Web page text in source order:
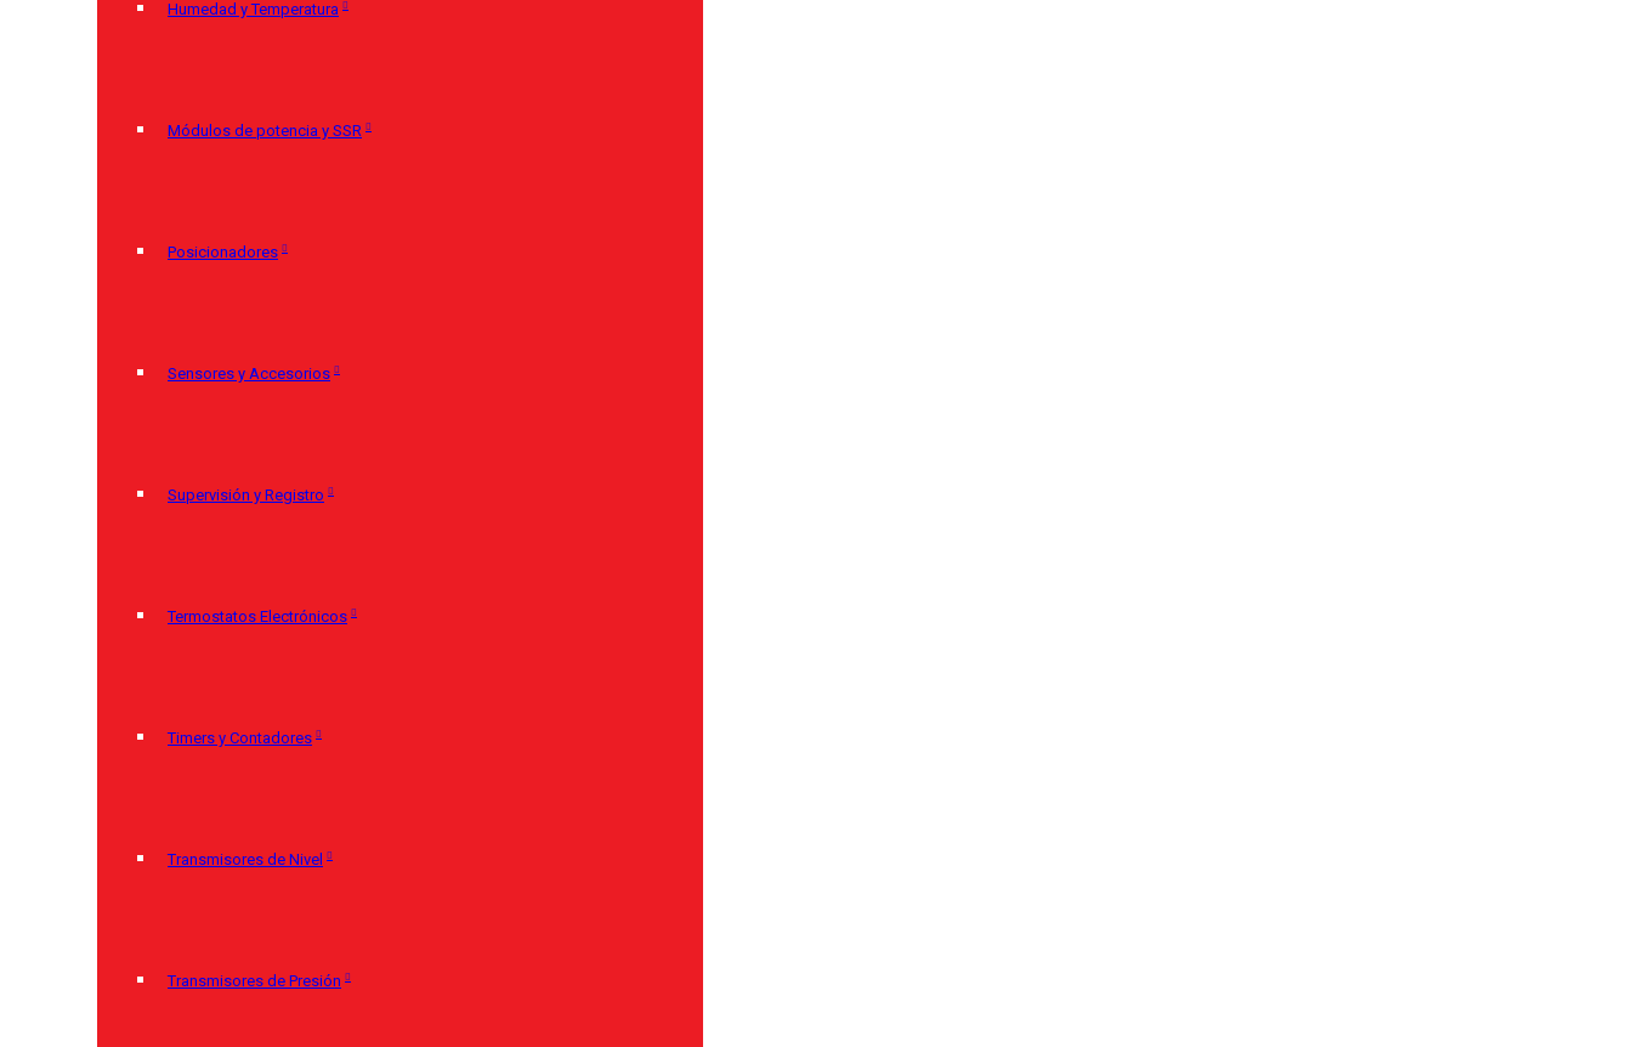
Humedad y Temperatura
Módulos de potencia y SSR
Posicionadores
Sensores y Accesorios
Supervisión y Registro
Termostatos Electrónicos
Timers y Contadores
Transmisores de Nivel
Transmisores de Presión